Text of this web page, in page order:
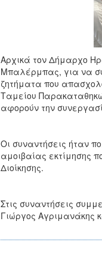
Αρχικά τον Δήμαρχο
Μπαλέρμπας, για να
ζητήματα που
Ταμείου
αφορούν την
Οι συναντήσεις ήταν
αμοιβαίας εκτίμησης
Διοίκησης.
Στις συναντήσεις
Γιώργος Αγριμανάκης